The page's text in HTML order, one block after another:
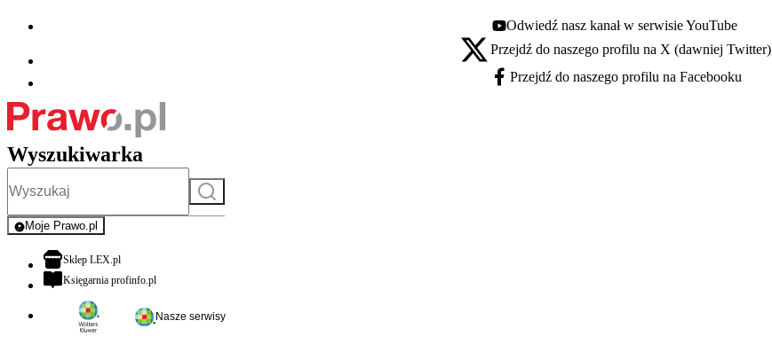
Youtube - otwiera się w nowej karcie
Odwiedź nasz kanał w serwisie YouTube
X - otwiera się w nowej karcie
Przejdź do naszego profilu na X (dawniej Twitter)
Facebook - otwiera się w nowej karcie
Przejdź do naszego profilu na Facebooku
Wyszukiwarka
Szukaj
Moje Prawo.pl
- rejestracja i logowanie do serwisu
Sklep LEX.plotwiera się w nowej karcie
Księgarnia profinfo.plotwiera się w nowej karcie
Nasze serwisy